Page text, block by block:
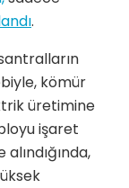
.
kömür
üretimine
işaret